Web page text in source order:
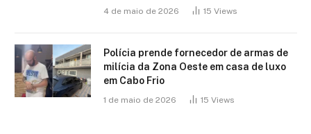
4 de maio de 2026 15 Views
Polícia prende fornecedor de armas de
milícia da Zona Oeste em casa de luxo
em Cabo Frio
1 de maio de 2026 15 Views